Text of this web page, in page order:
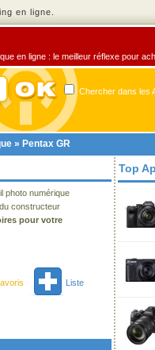
en ligne.
en ligne : le meilleur réflexe pour
Chercher dans les
» Pentax GR
photo numérique
constructeur
pour votre
Liste
Top